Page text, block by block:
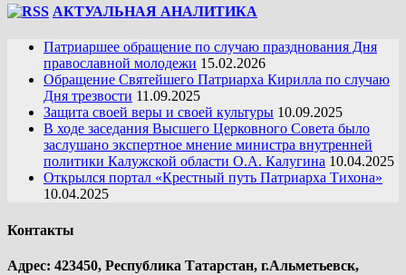
АКТУАЛЬНАЯ АНАЛИТИКА
Патриаршее обращение по случаю празднования Дня
православной молодежи 15.02.2026
Обращение Святейшего Патриарха Кирилла по случаю
Дня трезвости 11.09.2025
Защита своей веры и своей культуры 10.09.2025
В ходе заседания Высшего Церковного Совета было
заслушано экспертное мнение министра внутренней
политики Калужской области О.А. Калугина 10.04.2025
Открылся портал «Крестный путь Патриарха Тихона»
10.04.2025
Контакты
Адрес: 423450, Республика Татарстан, г.Альметьевск,